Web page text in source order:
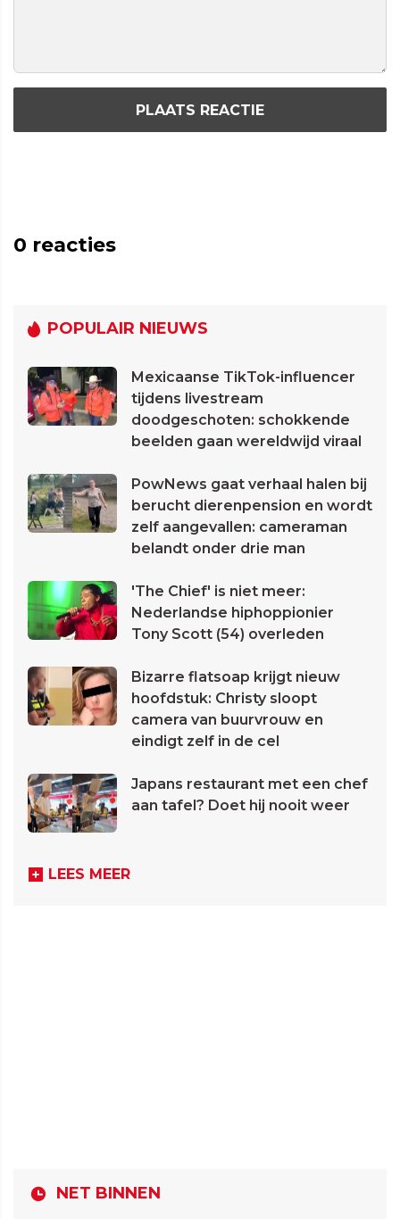
PLAATS REACTIE
0 reacties
POPULAIR NIEUWS
Mexicaanse TikTok-influencer
tijdens livestream
doodgeschoten: schokkende
beelden gaan wereldwijd viraal
PowNews gaat verhaal halen bij
berucht dierenpension en wordt
zelf aangevallen: cameraman
belandt onder drie man
'The Chief' is niet meer:
Nederlandse hiphoppionier
Tony Scott (54) overleden
Bizarre flatsoap krijgt nieuw
hoofdstuk: Christy sloopt
camera van buurvrouw en
eindigt zelf in de cel
Japans restaurant met een chef
aan tafel? Doet hij nooit weer
LEES MEER
NET BINNEN